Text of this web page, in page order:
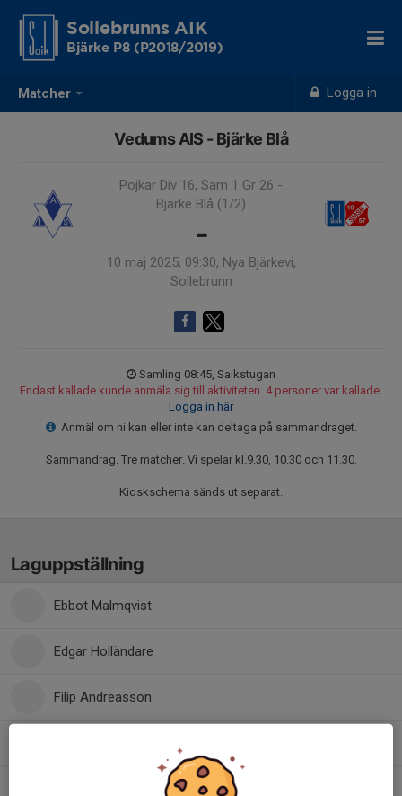
Matcher Logga in
Sollebrunns AIK
Bjärke P8 (P2018/2019)
Vedums AIS - Bjärke Blå
Pojkar Div 16, Sam 1 Gr 26 -
Bjärke Blå (1/2)
-
10 maj 2025, 09:30, Nya Bjärkevi,
Sollebrunn
Samling 08:45, Saikstugan
Endast kallade kunde anmäla sig till aktiviteten. 4 personer var kallade.
Logga in här
Anmäl om ni kan eller inte kan deltaga på sammandraget.
Sammandrag. Tre matcher. Vi spelar kl.9.30, 10.30 och 11.30.
Kioskschema sänds ut separat.
Laguppställning
Ebbot Malmqvist
Edgar Holländare
Filip Andreasson